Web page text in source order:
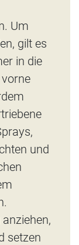
Um
gilt es
in die
und
setzen